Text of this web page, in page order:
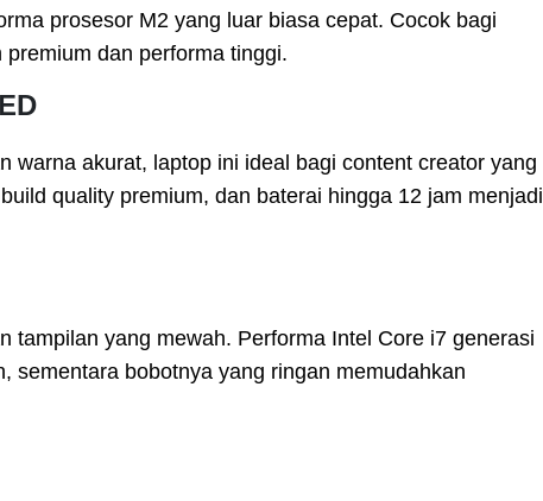
prosesor M2 yang luar biasa cepat. Cocok bagi
dan performa tinggi.
warna akurat, laptop ini ideal bagi content creator yang
quality premium, dan baterai hingga 12 jam menjadi
tampilan yang mewah. Performa Intel Core i7 generasi
sementara bobotnya yang ringan memudahkan